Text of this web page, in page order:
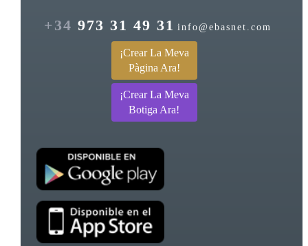
+34 973 31 49 31 info@ebasnet.com
¡Crear La Meva
Pàgina Ara!
¡Crear La Meva
Botiga Ara!